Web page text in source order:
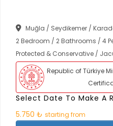
Muğla / Seydikemer /
2 Bedroom / 2 Bathrooms / 4
Protected & Conservative /
Republic of Türkiye
Select Date To Make A
5.750 ₺ starting from